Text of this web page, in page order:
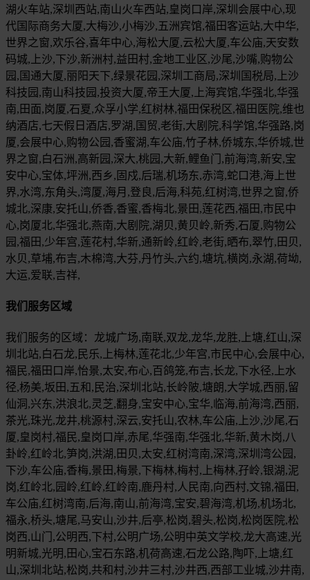
湖火车站,深圳西站,南山火车西站,皇岗口岸,深圳会展中心,现
代国际商务大厦,大梅沙,小梅沙,五洲宾馆,福田客运站,大中华,
世界之窗,欢乐谷,喜年中心,海松大厦,云松大厦,车公庙,天安数
码城,上沙,下沙,新洲村,益田村,金地工业区,沙尾,沙嘴,购物公
园,国通大厦,丽阳天下,绿景花园,深圳工商局,深圳国税局,上沙
科技园,南山科技园,投资大厦,帝王大厦,上海宾馆,华强北,华强
南,田面,岗厦,石夏,众孚小学,红树林,福田保税区,福田医院,维也
纳酒店,七天假日酒店,罗湖,国贸,老街,大剧院,科学馆,华强路,岗
厦,会展中心,购物公园,香蜜湖,车公庙,竹子林,侨城东,华侨城,世
界之窗,白石洲,高新园,深大,桃园,大新,鲤鱼门,前海湾,新安,宝
安中心,宝体,坪洲,西乡,固戍,后瑞,机场东,赤湾,蛇口港,海上世
界,水湾,东角头,湾厦,海月,登良,后海,科苑,红树湾,世界之窗,侨
城北,深康,安托山,侨香,香蜜,香梅北,景田,莲花西,福田,市民中
心,岗厦北,华强北,燕南,大剧院,湖贝,黄贝岭,新秀,石厦,购物公
园,福田,少年宫,莲花村,华新,通新岭,红岭,老街,晒布,翠竹,田贝,
水贝,草埔,布吉,木棉湾,大芬,丹竹头,六约,塘坑,横岗,永湖,荷坳,
大运,爱联,吉祥,
我们服务区域
我们服务的区域：龙城广场,南联,双龙,龙华,龙胜,上塘,红山,深
圳北站,白石龙,民乐,上梅林,莲花北,少年宫,市民中心,会展中心,
福民,福田口岸,怡景,太安,布心,百鸽笼,布吉,长龙,下水径,上水
径,杨美,坂田,五和,民治,深圳北站,长岭陂,塘朗,大学城,西丽,留
仙洞,兴东,洪浪北,灵芝,翻身,宝安中心,宝华,临海,前海湾,西丽,
茶光,珠光,龙井,桃源村,深云,安托山,农林,车公庙,上沙,沙尾,石
厦,皇岗村,福民,皇岗口岸,赤尾,华强南,华强北,华新,黄木岗,八
卦岭,红岭北,笋岗,洪湖,田贝,太安,红树湾南,深湾,深圳湾公园,
下沙,车公庙,香梅,景田,梅景,下梅林,梅村,上梅林,孖岭,银湖,泥
岗,红岭北,园岭,红岭,红岭南,鹿丹村,人民南,向西村,文锦,福田,
车公庙,红树湾南,后海,南山,前海湾,宝安,碧海湾,机场,机场北,
福永,桥头,塘尾,马安山,沙井,后亭,松岗,碧头,松岗,松岗医院,松
岗西,山门,公明西,下村,公明广场,公明中英文学校,龙大高速,光
明新城,光明,田心,宝石东路,机荷高速,石龙公路,陶吓,上塘,红
山,深圳北站,松岗,共和村,沙井三村,沙井西,西部工业城,沙井南,